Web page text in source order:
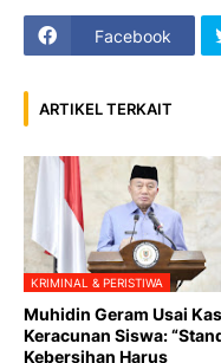
Facebook
ARTIKEL TERKAIT
KRIMINAL & PERISTIWA
Muhidin Geram Usai
Keracunan Siswa:
Kebersihan Harus